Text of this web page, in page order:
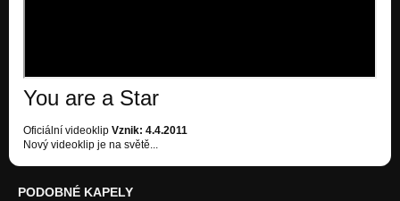
You are a Star
Oficiální videoklip Vznik: 4.4.2011
Nový videoklip je na světě...
PODOBNÉ KAPELY